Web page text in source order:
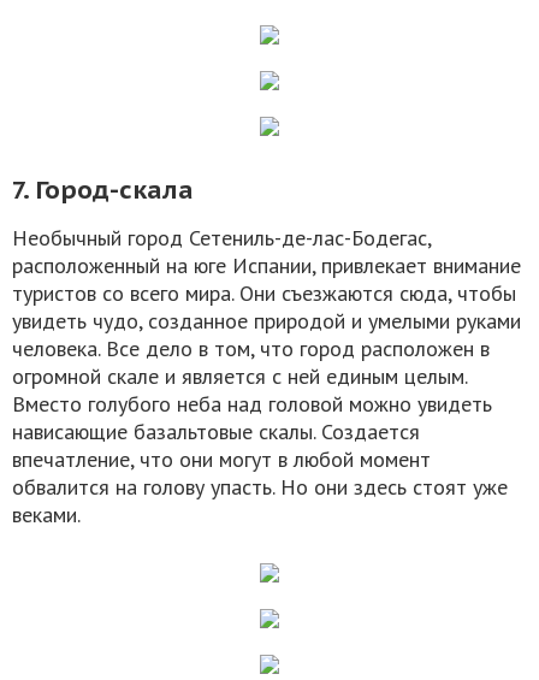
7. Город-скала
Необычный город Сетениль-де-лас-Бодегас,
расположенный на юге Испании, привлекает внимание
туристов со всего мира. Они съезжаются сюда, чтобы
увидеть чудо, созданное природой и умелыми руками
человека. Все дело в том, что город расположен в
огромной скале и является с ней единым целым.
Вместо голубого неба над головой можно увидеть
нависающие базальтовые скалы. Создается
впечатление, что они могут в любой момент
обвалится на голову упасть. Но они здесь стоят уже
веками.